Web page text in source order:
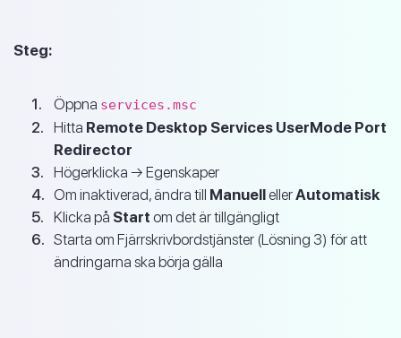
Steg:
Öppna services.msc
Hitta Remote Desktop Services UserMode Port
Redirector
Högerklicka → Egenskaper
Om inaktiverad, ändra till ManuellellerAutomatisk
Klicka på Start om det är tillgängligt
Starta om Fjärrskrivbordstjänster (Lösning 3) för att
ändringarna ska börja gälla